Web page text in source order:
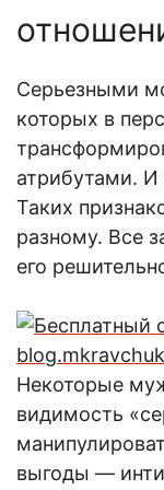
Серьезными
которых в
атрибутами. И
Таких
разному. Все
его
Некоторые
видимость
выгоды —